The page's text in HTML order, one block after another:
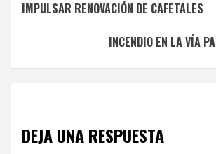
IMPULSAR RENOVACIÓN DE CAFETALES
INCENDIO EN LA VÍA
DEJA UNA RESPUESTA